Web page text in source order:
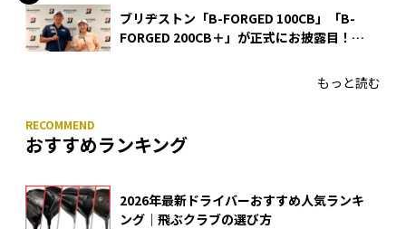
ブリヂストン「B-FORGED 100CB」「B-
FORGED 200CB＋」が正式にお披露目！
もっと読む
おすすめランキング
2026年最新ドライバーおすすめ人気ランキ
ング｜飛ぶクラブの選び方